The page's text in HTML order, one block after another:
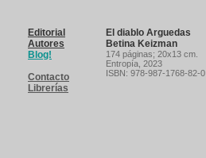
Editorial
Autores
Blog!
Contacto
Librerías
El diablo Arguedas
Betina Keizman
174 páginas; 20x13 cm.
Entropía, 2023
ISBN: 978-987-1768-82-0